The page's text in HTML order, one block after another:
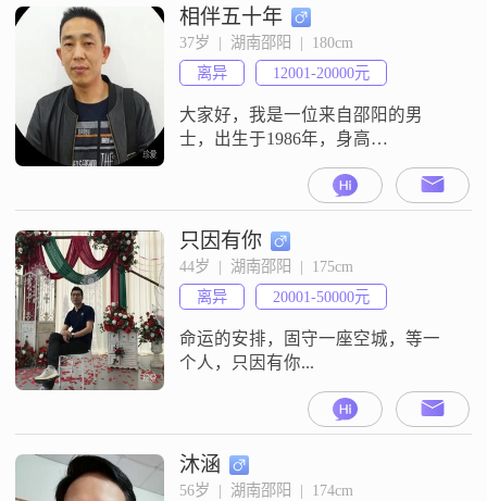
意，总是愿意倾听他人的心声并提
供帮助。我性格开朗爱笑，乐观积
极，面对生活中的各种挑战总能保
持良好的心态。我为人真诚可靠，
对待感情和生活都秉持着认真的态
度，
相伴五十年
37岁  |  湖南邵阳  |  180cm
离异
12001-20000元
大家好，我是一位来自邵阳的男
士，出生于1986年，身高
历，在工作中勤奋努力，目前月收
入在12001到20000元之间##3002##
我性格稳重可靠，总是以一种踏实
的态度面对生活和工作##3002##在
日常生活中，我是个幽默风趣的
人，善于用轻松的方式与人交流，
让周围的人感到愉快和
只因有你
44岁  |  湖南邵阳  |  175cm
离异
20001-50000元
命运的安排，固守一座空城，等一
个人，只因有你...
沐涵
56岁  |  湖南邵阳  |  174cm